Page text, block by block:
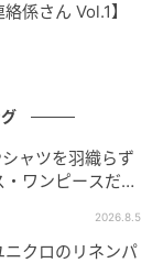
係さん Vol.1】
ャツを羽織らず
ワンピースだけ
2026.8.5
ニクロのリネンパ